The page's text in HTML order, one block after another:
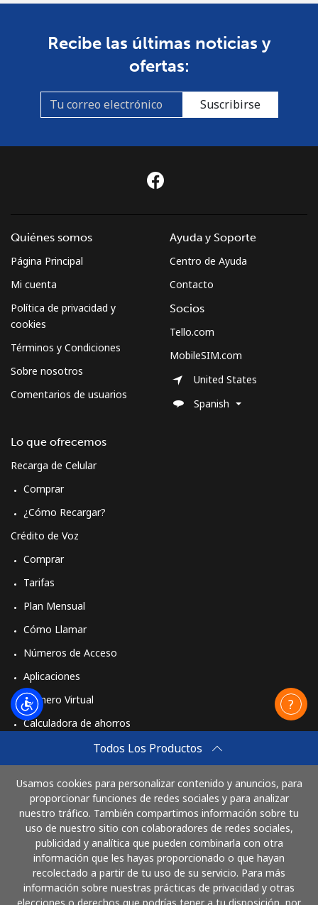
Recibe las últimas noticias y
ofertas:
Suscribirse
Todos Los Productos
Usamos cookies para personalizar contenido y anuncios, para
proporcionar funciones de redes sociales y para analizar
nuestro tráfico. También compartimos información sobre tu
uso de nuestro sitio con colaboradores de redes sociales,
publicidad y analítica que pueden combinarla con otra
información que les hayas proporcionado o que hayan
recolectado a partir de tu uso de su servicio. Para más
información sobre nuestras prácticas de privacidad y otras
Quiénes somos
Página Principal
Mi cuenta
Política de privacidad y
cookies
Términos y Condiciones
Sobre nosotros
Comentarios de usuarios
Lo que ofrecemos
Recarga de Celular
Comprar
¿Cómo Recargar?
Crédito de Voz
Comprar
Tarifas
Plan Mensual
Cómo Llamar
Números de Acceso
Aplicaciones
Número Virtual
Calculadora de ahorros
Comprar
Cómo funciona
Ayuda y Soporte
Centro de Ayuda
Contacto
Socios
Tello.com
MobileSIM.com
United States
Spanish
Paga con